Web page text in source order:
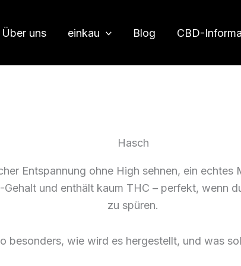
Über uns einkau Blog CBD-
Hasch
Entspannung ohne High sehnen, ein
und enthält kaum THC – perfekt, wenn
zu spüren.
besonders, wie wird es hergestellt, und was